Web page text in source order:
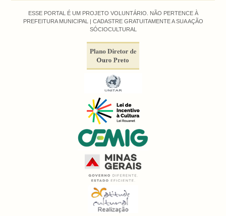
ESSE PORTAL É UM PROJETO VOLUNTÁRIO. NÃO PERTENCE À
PREFEITURA MUNICIPAL | CADASTRE GRATUITAMENTE A SUA AÇÃO
SÓCIOCULTURAL